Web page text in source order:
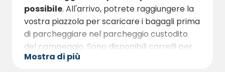
perfetto per i vacanzieri con animali
domestici.
possibile. All'arrivo, potrete raggiungere la
vostra piazzola per scaricare i bagagli prima
di parcheggiare nel parcheggio custodito
del campeggio. Sono disponibili carrelli per
la spesa e un barbecue è pronto all'uso su
Mostra di più